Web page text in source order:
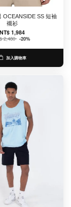
OCEANSIDE SS 短袖
襯衫
NT$ 1,984
2,480 -20%
加入購物車